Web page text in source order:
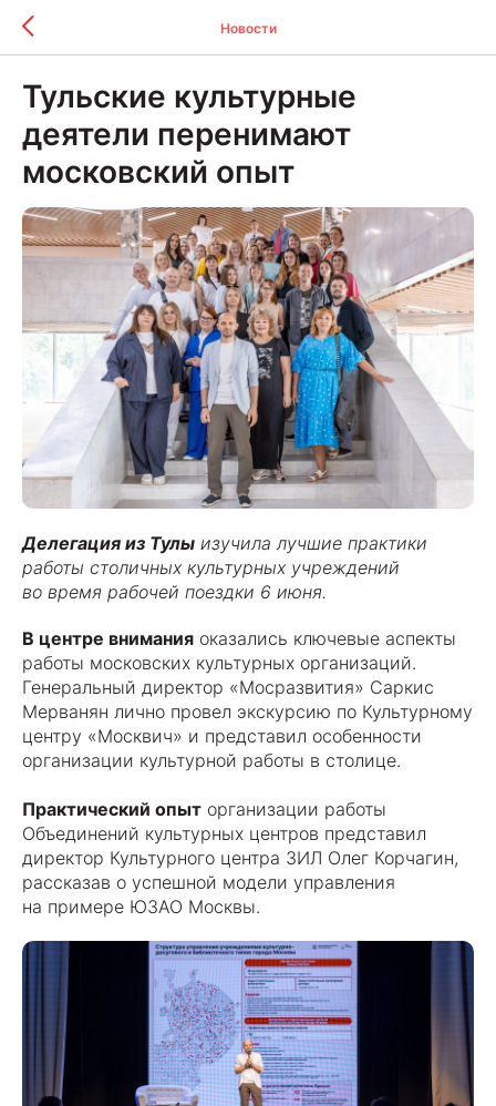
Новости
Тульские культурные
деятели перенимают
московский опыт
Делегация из Тулы изучила лучшие практики
работы столичных культурных учреждений
во время рабочей поездки 6 июня.
В центре внимания оказались ключевые аспекты
работы московских культурных организаций.
Генеральный директор «Мосразвития» Саркис
Мерванян лично провел экскурсию по Культурному
центру «Москвич» и представил особенности
организации культурной работы в столице.
Практический опыт организации работы
Объединений культурных центров представил
директор Культурного центра ЗИЛ Олег Корчагин,
рассказав о успешной модели управления
на примере ЮЗАО Москвы.